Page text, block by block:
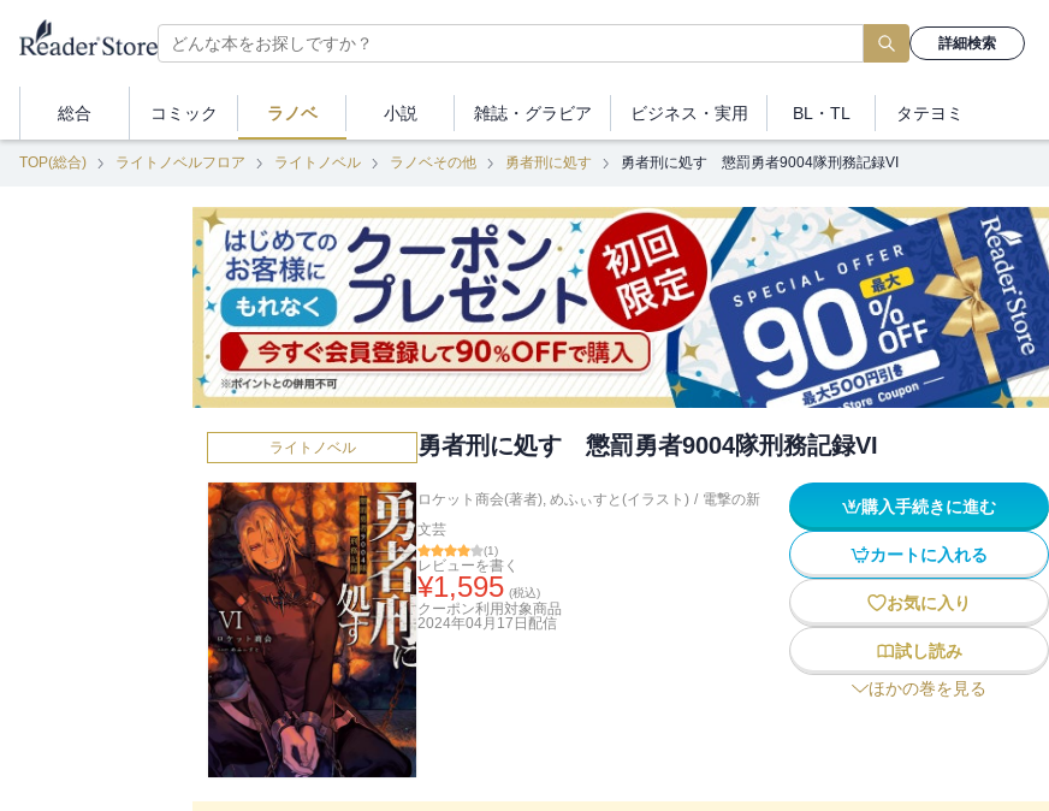
詳細検索
総合 コミック ラノベ 小説 雑誌・ グラビア ビジネス ・実用 BL・TL タテヨミ
TOP(総合) ライトノベルフロア ライトノベル ラノベその他 勇者刑に処す 勇者刑に処す 懲罰勇者9004隊刑務記録VI
ライトノベル 勇者刑に処す 懲罰勇者9004隊刑務記録VI
ロケット商会(著者), めふぃすと(イラスト) / 電撃の新
文芸
(1)
レビューを書く
¥1,595 (税込)
クーポン利用対象商品
2024年04月17日 配信
購入手続きに進む
カートに入れる
お気に入り
試し読み
ほかの巻を見る